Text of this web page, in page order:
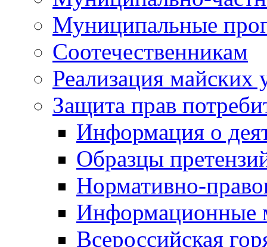
Муниципальные
Соотечественникам
Реализация майских
Защита прав
Информация о
Образцы
Нормативно-
Информационные
Всероссийская